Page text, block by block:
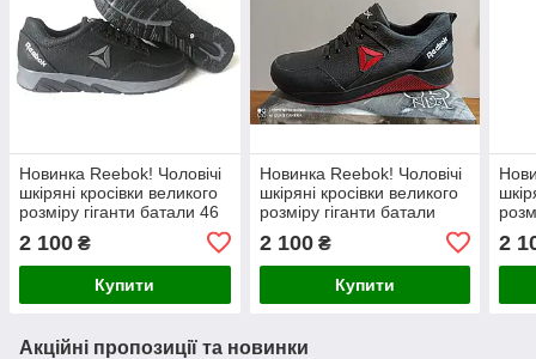
Новинка Reebok! Чоловічі
шкіряні кросівки великого
розміру гіганти батали 46
47 48 49 50 чорні із сірим
2 100 ₴
Купити
Новинка Reebok! Чоловічі
шкіряні кросівки великого
розміру гіганти батали
2 100₴
Купити
2
Акційні пропозиції та новинки